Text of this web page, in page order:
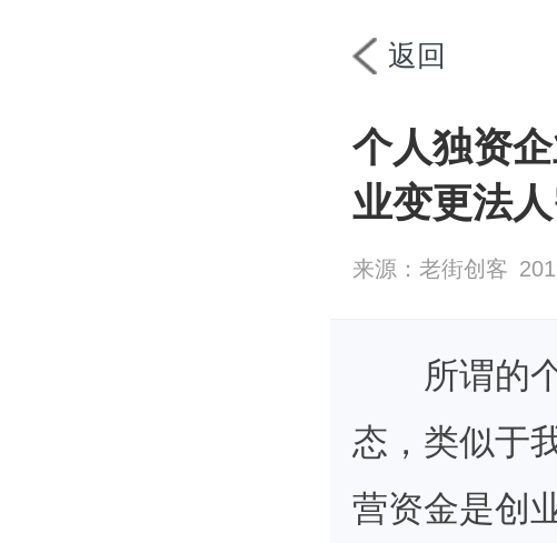
返回
首页 工商变更
个人独资
业变更法
来源：老街创客
所谓的
态，类似于
营资金是创